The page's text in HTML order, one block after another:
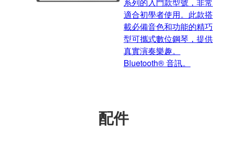
系列的入門款型號，非常
適合初學者使用。此款搭
載必備音色和功能的精巧
型可攜式數位鋼琴，提供
真實演奏樂趣。
Bluetooth® 音訊。
配件